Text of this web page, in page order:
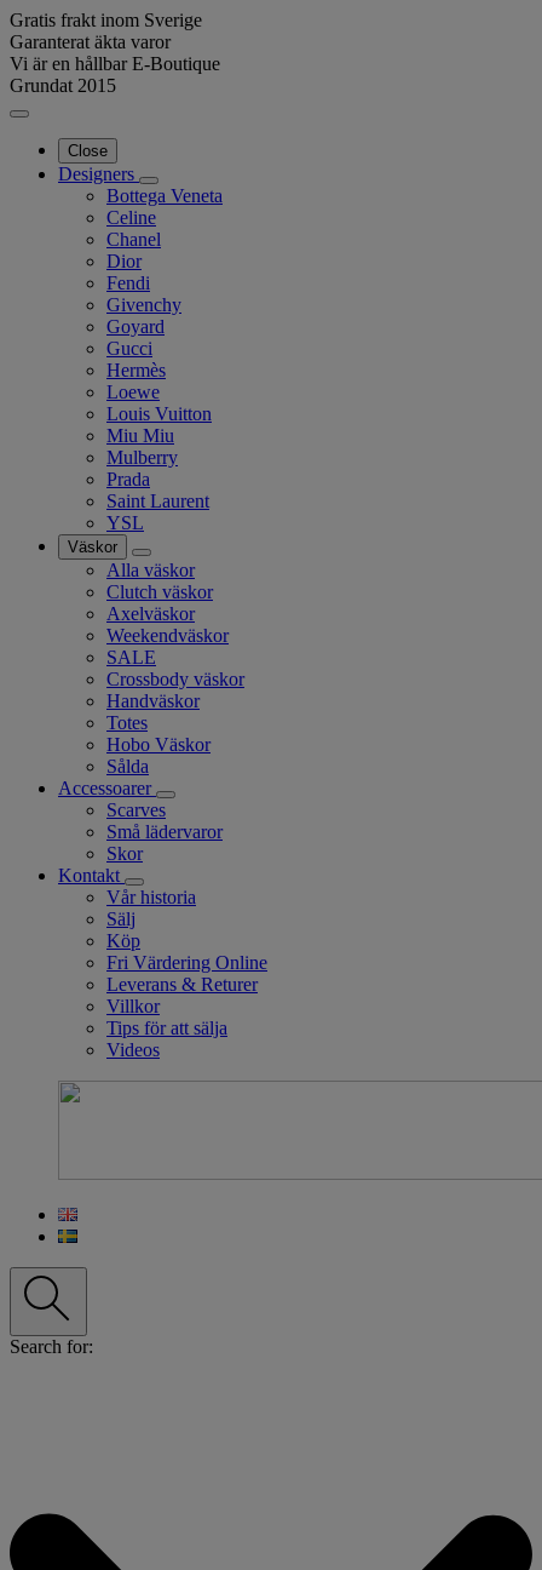
Gratis frakt inom Sverige
Garanterat äkta varor
Vi är en hållbar E-Boutique
Grundat 2015
Close
Designers
Bottega Veneta
Celine
Chanel
Dior
Fendi
Givenchy
Goyard
Gucci
Hermès
Loewe
Louis Vuitton
Miu Miu
Mulberry
Prada
Saint Laurent
YSL
Väskor
Alla väskor
Clutch väskor
Axelväskor
Weekendväskor
SALE
Crossbody väskor
Handväskor
Totes
Hobo Väskor
Sålda
Accessoarer
Scarves
Små lädervaror
Skor
Kontakt
Vår historia
Sälj
Köp
Fri Värdering Online
Leverans & Returer
Villkor
Tips för att sälja
Videos
Search for: